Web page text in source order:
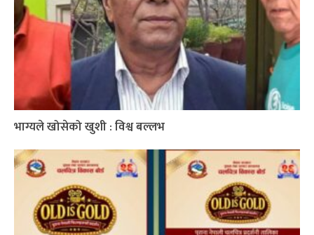
भाग्यले खोसेको खुशी : विश्व बल्लभ